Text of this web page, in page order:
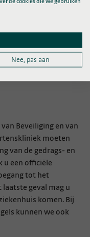
Beveiliging en van
moeten
van de gedrags- en
u een officiële
tot het
laatste geval mag u
komen. Bij
kunnen we ook
Nee, pas aan